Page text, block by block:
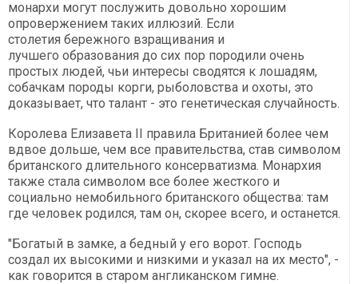
монархи могут послужить довольно хорошим
опровержением таких иллюзий. Если
столетия бережного взращивания и
лучшего образования до сих пор породили очень
простых людей, чьи интересы сводятся к лошадям,
собачкам породы корги, рыболовства и охоты, это
доказывает, что талант - это генетическая случайность.
Королева Елизавета II правила Британией более чем
вдвое дольше, чем все правительства, став символом
британского длительного консерватизма. Монархия
также стала символом все более жесткого и
социально немобильного британского общества: там
где человек родился, там он, скорее всего, и останется.
"Богатый в замке, а бедный у его ворот. Господь
создал их высокими и низкими и указал на их место", -
как говорится в старом англиканском гимне.